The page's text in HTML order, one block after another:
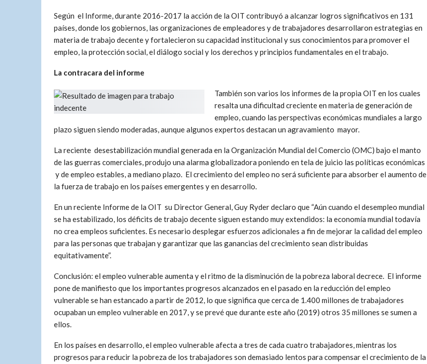
Según el Informe, durante 2016-2017 la acción de la OIT contribuyó a alcanzar logros significativos en 131
países, donde los gobiernos, las organizaciones de empleadores y de trabajadores desarrollaron estrategias en
materia de trabajo decente y fortalecieron su capacidad institucional y sus conocimientos para promover el
empleo, la protección social, el diálogo social y los derechos y principios fundamentales en el trabajo.
La contracara del informe
También son varios los informes de la propia OIT en los cuales
resalta una dificultad creciente en materia de generación de
empleo, cuando las perspectivas económicas mundiales a largo
plazo siguen siendo moderadas, aunque algunos expertos destacan un agravamiento mayor.
La reciente desestabilización mundial generada en la Organización Mundial del Comercio (OMC) bajo el manto
de las guerras comerciales, produjo una alarma globalizadora poniendo en tela de juicio las políticas económicas
y de empleo estables, a mediano plazo. El crecimiento del empleo no será suficiente para absorber el aumento de
la fuerza de trabajo en los países emergentes y en desarrollo.
En un reciente Informe de la OIT su Director General, Guy Ryder declaro que “Aún cuando el desempleo mundial
se ha estabilizado, los déficits de trabajo decente siguen estando muy extendidos: la economía mundial todavía
no crea empleos suficientes. Es necesario desplegar esfuerzos adicionales a fin de mejorar la calidad del empleo
para las personas que trabajan y garantizar que las ganancias del crecimiento sean distribuidas
equitativamente”.
Conclusión: el empleo vulnerable aumenta y el ritmo de la disminución de la pobreza laboral decrece. El informe
pone de manifiesto que los importantes progresos alcanzados en el pasado en la reducción del empleo
vulnerable se han estancado a partir de 2012, lo que significa que cerca de 1.400 millones de trabajadores
ocupaban un empleo vulnerable en 2017, y se prevé que durante este año (2019) otros 35 millones se sumen a
ellos.
En los países en desarrollo, el empleo vulnerable afecta a tres de cada cuatro trabajadores, mientras los
progresos para reducir la pobreza de los trabajadores son demasiado lentos para compensar el crecimiento de la